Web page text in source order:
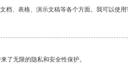
档、表格、演示文稿等各个方面。我可以使用
了无限的隐私和安全性保护。